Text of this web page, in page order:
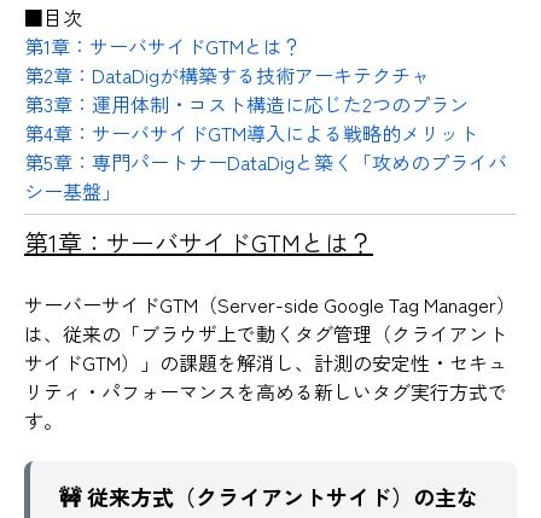
■目次
第1章：サーバサイドGTMとは？
第2章：DataDigが構築する技術アーキテクチャ
第3章：運用体制・コスト構造に応じた2つのプラン
第4章：サーバサイドGTM導入による戦略的メリット
第5章：専門パートナーDataDigと築く「攻めのプライバ
シー基盤」
第1章：サーバサイドGTMとは？
サーバーサイドGTM（Server-side Google Tag Manager）
は、従来の「ブラウザ上で動くタグ管理（クライアント
サイドGTM）」の課題を解消し、計測の安定性・セキュ
リティ・パフォーマンスを高める新しいタグ実行方式で
す。
🚧 従来方式（クライアントサイド）の主な